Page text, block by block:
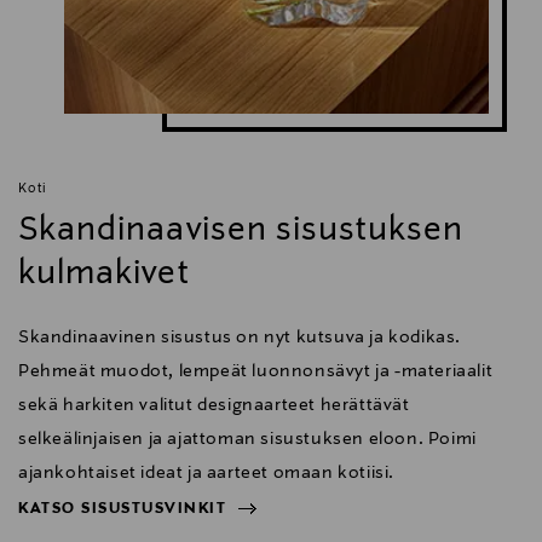
Valmistettu Liettuassa
10 vuoden takuu
Istumakorkeus 415-550 mm
Polyuretaanilla valettu teräsrunko
Verhoiltu kankaalla
Istuin
Polyuretaanilla valettu istuinosa
Verhoiltu kankaalla
Mekanismi
Painoherkkä synkronimekanismi
Koti
Skandinaavisen sisustuksen
kulmakivet
Skandinaavinen sisustus on nyt kutsuva ja kodikas.
Pehmeät muodot, lempeät luonnonsävyt ja -materiaalit
sekä harkiten valitut designaarteet herättävät
selkeälinjaisen ja ajattoman sisustuksen eloon. Poimi
ajankohtaiset ideat ja aarteet omaan kotiisi.
KATSO SISUSTUSVINKIT